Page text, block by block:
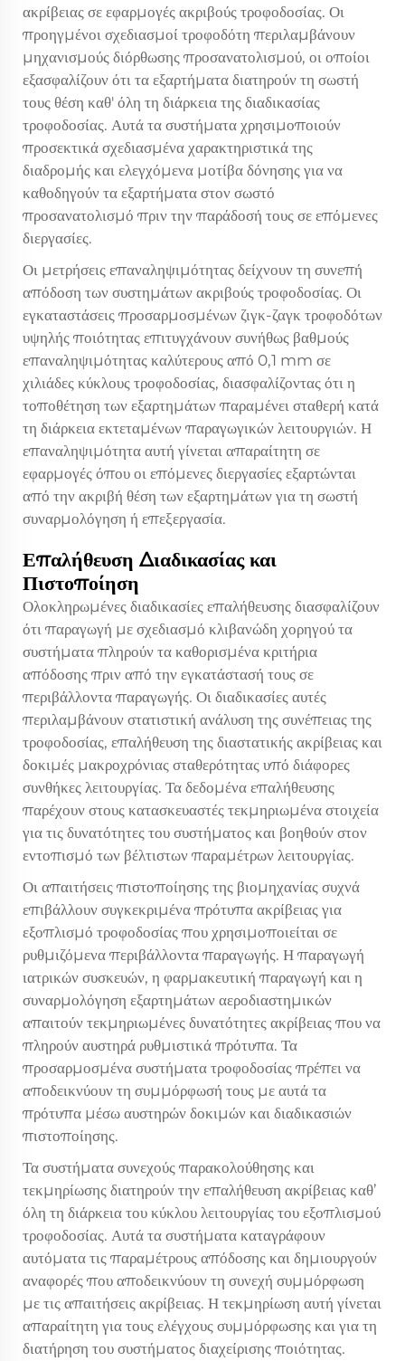
ακρίβειας σε εφαρμογές ακριβούς τροφοδοσίας. Οι
προηγμένοι σχεδιασμοί τροφοδότη περιλαμβάνουν
μηχανισμούς διόρθωσης προσανατολισμού, οι οποίοι
εξασφαλίζουν ότι τα εξαρτήματα διατηρούν τη σωστή
τους θέση καθ' όλη τη διάρκεια της διαδικασίας
τροφοδοσίας. Αυτά τα συστήματα χρησιμοποιούν
προσεκτικά σχεδιασμένα χαρακτηριστικά της
διαδρομής και ελεγχόμενα μοτίβα δόνησης για να
καθοδηγούν τα εξαρτήματα στον σωστό
προσανατολισμό πριν την παράδοσή τους σε επόμενες
διεργασίες.
Οι μετρήσεις επαναληψιμότητας δείχνουν τη συνεπή
απόδοση των συστημάτων ακριβούς τροφοδοσίας. Οι
εγκαταστάσεις προσαρμοσμένων ζιγκ-ζαγκ τροφοδότων
υψηλής ποιότητας επιτυγχάνουν συνήθως βαθμούς
επαναληψιμότητας καλύτερους από 0,1 mm σε
χιλιάδες κύκλους τροφοδοσίας, διασφαλίζοντας ότι η
τοποθέτηση των εξαρτημάτων παραμένει σταθερή κατά
τη διάρκεια εκτεταμένων παραγωγικών λειτουργιών. Η
επαναληψιμότητα αυτή γίνεται απαραίτητη σε
εφαρμογές όπου οι επόμενες διεργασίες εξαρτώνται
από την ακριβή θέση των εξαρτημάτων για τη σωστή
συναρμολόγηση ή επεξεργασία.
Επαλήθευση Διαδικασίας και
Πιστοποίηση
Ολοκληρωμένες διαδικασίες επαλήθευσης διασφαλίζουν
ότι παραγωγή με σχεδιασμό κλιβανώδη χορηγού τα
συστήματα πληρούν τα καθορισμένα κριτήρια
απόδοσης πριν από την εγκατάστασή τους σε
περιβάλλοντα παραγωγής. Οι διαδικασίες αυτές
περιλαμβάνουν στατιστική ανάλυση της συνέπειας της
τροφοδοσίας, επαλήθευση της διαστατικής ακρίβειας και
δοκιμές μακροχρόνιας σταθερότητας υπό διάφορες
συνθήκες λειτουργίας. Τα δεδομένα επαλήθευσης
παρέχουν στους κατασκευαστές τεκμηριωμένα στοιχεία
για τις δυνατότητες του συστήματος και βοηθούν στον
εντοπισμό των βέλτιστων παραμέτρων λειτουργίας.
Οι απαιτήσεις πιστοποίησης της βιομηχανίας συχνά
επιβάλλουν συγκεκριμένα πρότυπα ακρίβειας για
εξοπλισμό τροφοδοσίας που χρησιμοποιείται σε
ρυθμιζόμενα περιβάλλοντα παραγωγής. Η παραγωγή
ιατρικών συσκευών, η φαρμακευτική παραγωγή και η
συναρμολόγηση εξαρτημάτων αεροδιαστημικών
απαιτούν τεκμηριωμένες δυνατότητες ακρίβειας που να
πληρούν αυστηρά ρυθμιστικά πρότυπα. Τα
προσαρμοσμένα συστήματα τροφοδοσίας πρέπει να
αποδεικνύουν τη συμμόρφωσή τους με αυτά τα
πρότυπα μέσω αυστηρών δοκιμών και διαδικασιών
πιστοποίησης.
Τα συστήματα συνεχούς παρακολούθησης και
τεκμηρίωσης διατηρούν την επαλήθευση ακρίβειας καθ’
όλη τη διάρκεια του κύκλου λειτουργίας του εξοπλισμού
τροφοδοσίας. Αυτά τα συστήματα καταγράφουν
αυτόματα τις παραμέτρους απόδοσης και δημιουργούν
αναφορές που αποδεικνύουν τη συνεχή συμμόρφωση
με τις απαιτήσεις ακρίβειας. Η τεκμηρίωση αυτή γίνεται
απαραίτητη για τους ελέγχους συμμόρφωσης και για τη
διατήρηση του συστήματος διαχείρισης ποιότητας.